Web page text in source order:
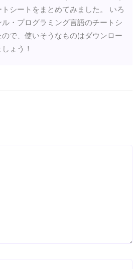
トシートをまとめてみました。 いろ
・プログラミング言語のチートシ
で、使いそうなものはダウンロー
ょう！